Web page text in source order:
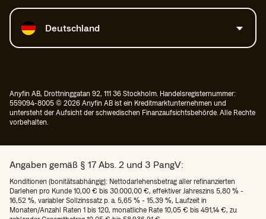
Land auswählen
Deutschland
Anyfin AB, Drottninggatan 92, 111 36 Stockholm. Handelsregisternummer:
559094-8005 © 2026 Anyfin AB ist ein Kreditmarktunternehmen und
untersteht der Aufsicht der schwedischen Finanzaufsichtsbehörde. Alle Rechte
vorbehalten.
Angaben gemäß § 17 Abs. 2 und 3 PangV:
Konditionen (bonitätsabhängig): Nettodarlehensbetrag aller refinanzierten
Darlehen pro Kunde 10,00 € bis 30.000,00 €, effektiver Jahreszins 5,80 % -
16,52 %, variabler Sollzinssatz p. a. 5,65 % - 15,39 %, Laufzeit in
Monaten/Anzahl Raten 1 bis 120, monatliche Rate 10,05 € bis 491,14 €, zu